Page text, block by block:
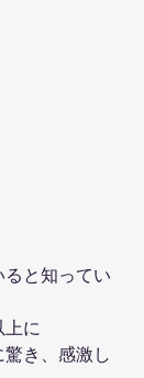
と知ってい
に
き、感激し